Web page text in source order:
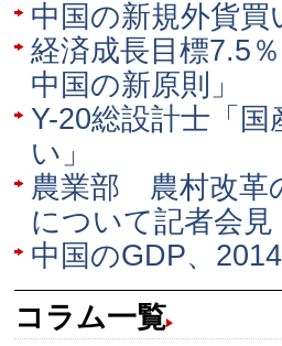
中国の新規外貨
経済成長目標7.5
中国の新原則」
Y-20総設計士「
い」
農業部 農村改革
について記者会見
中国のGDP、
コラム一覧